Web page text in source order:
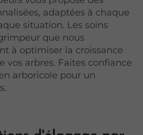
adaptées à chaque
situation. Les soins
que nous
à optimiser la croissance
vos arbres. Faites confiance
arboricole pour un